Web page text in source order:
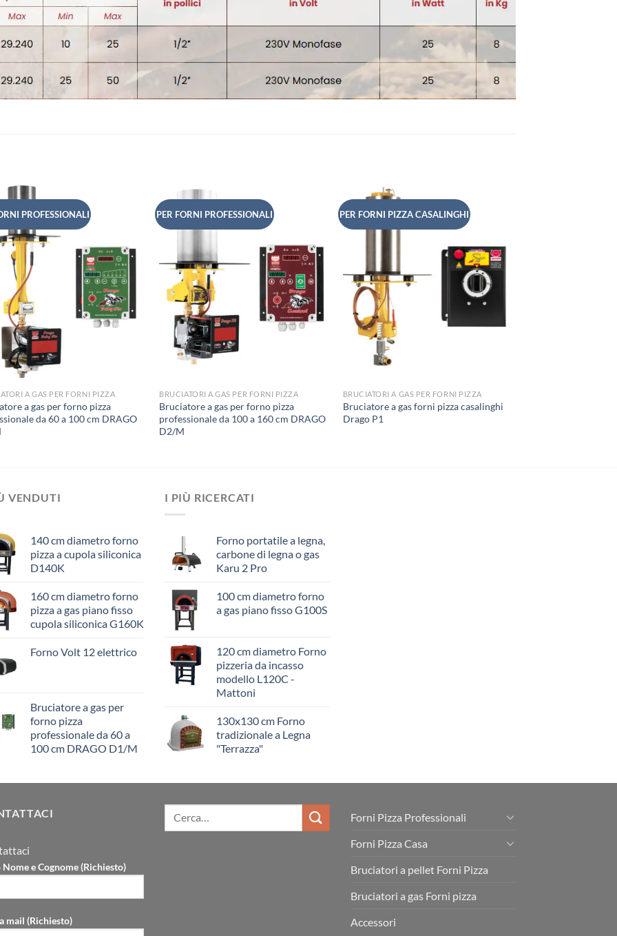
PROFESSIONALI
A GAS PER FORNI PIZZA
a gas per forno pizza
da 60 a 100 cm DRAGO
PER FORNI PROFESSIONALI
BRUCIATORI A GAS PER FORNI PIZZA
Bruciatore a gas per forno pizza
professionale da 100 a 160 cm DRAGO
D2/M
PER FORNI PIZZA CASALINGHI
BRUCIATORI A GAS PER FORNI PIZZA
Bruciatore a gas forni pizza casalinghi
Drago P1
VENDUTI
140 cm diametro forno
pizza a cupola siliconica
D140K
160 cm diametro forno
pizza a gas piano fisso
cupola siliconica G160K
Forno Volt 12 elettrico
Bruciatore a gas per
forno pizza
professionale da 60 a
100 cm DRAGO D1/M
I PIÙ RICERCATI
Forno portatile a legna,
carbone di legna o gas
Karu 2 Pro
100 cm diametro forno
a gas piano fisso G100S
120 cm diametro Forno
pizzeria da incasso
modello L120C -
Mattoni
130x130 cm Forno
tradizionale a Legna
"Terrazza"
Nome e Cognome (Richiesto)
mail (Richiesto)
Forni Pizza Professionali
Forni Pizza Casa
Bruciatori a pellet Forni Pizza
Bruciatori a gas Forni pizza
Accessori